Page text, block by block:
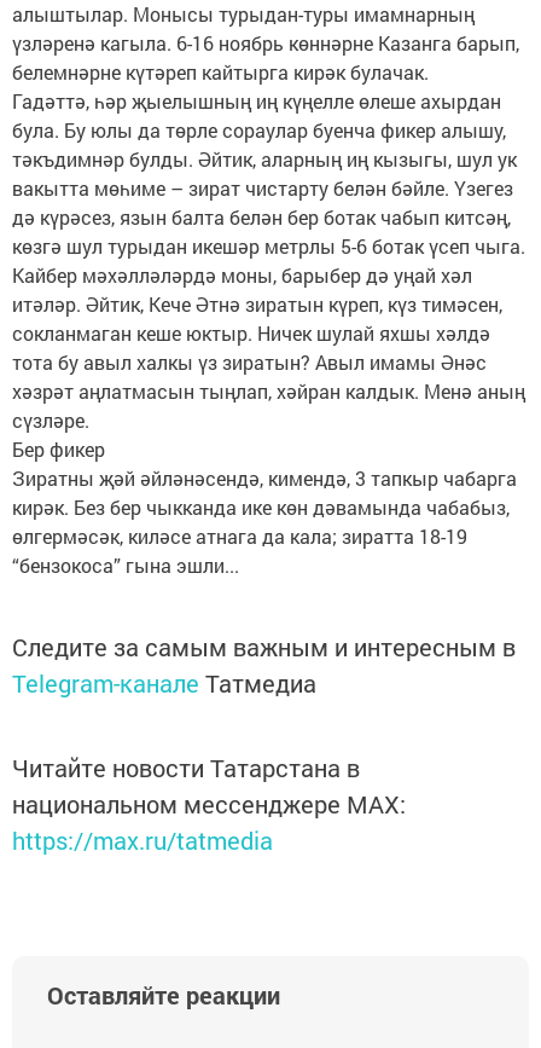
алыштылар. Монысы турыдан-туры имамнарның
үзләренә кагыла. 6-16 ноябрь көннәрне Казанга барып,
белемнәрне күтәреп кайтырга кирәк булачак.
Гадәттә, һәр җыелышның иң күңелле өлеше ахырдан
була. Бу юлы да төрле сораулар буенча фикер алышу,
тәкъдимнәр булды. Әйтик, аларның иң кызыгы, шул ук
вакытта мөһиме – зират чистарту белән бәйле. Үзегез
дә күрәсез, язын балта белән бер ботак чабып китсәң,
көзгә шул турыдан икешәр метр­лы 5-6 ботак үсеп чыга.
Кайбер мәхәлләләрдә моны, барыбер дә уңай хәл
итәләр. Әйтик, Кече Әтнә зиратын күреп, күз тимәсен,
сокланмаган кеше юктыр. Ничек шулай яхшы хәлдә
тота бу авыл халкы үз зиратын? Авыл имамы Әнәс
хәзрәт аңлатмасын тыңлап, хәйран калдык. Менә аның
сүзләре.
Бер фикер
Зиратны җәй әйләнәсендә, кимендә, 3 тапкыр чабарга
кирәк. Без бер чыкканда ике көн дәвамында чабабыз,
өлгермәсәк, киләсе атнага да кала; зиратта 18-19
“бензокоса” гына эшли...
Следите за самым важным и интересным в
Telegram-канале Татмедиа
Читайте новости Татарстана в
национальном мессенджере MАХ:
https://max.ru/tatmedia
Оставляйте реакции